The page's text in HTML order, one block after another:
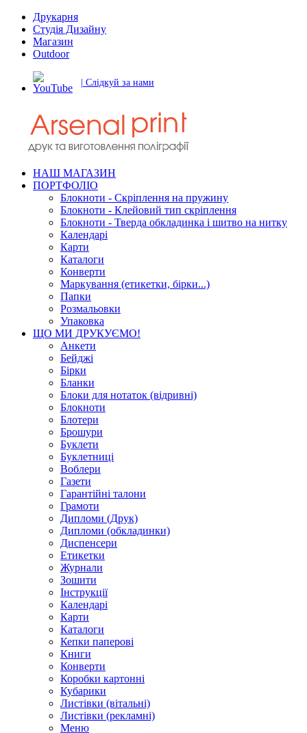
Друкарня
Студія Дизайну
Магазин
Outdoor
| Слідкуй за нами
НАШ МАГАЗИН
ПОРТФОЛІО
Блокноти - Скріплення на пружину
Блокноти - Клейовий тип скріплення
Блокноти - Тверда обкладинка і шитво на нитку
Календарі
Карти
Каталоги
Конверти
Маркування (етикетки, бірки...)
Папки
Розмальовки
Упаковка
ЩО МИ ДРУКУЄМО!
Анкети
Бейджі
Бірки
Бланки
Блоки для нотаток (відривні)
Блокноти
Блотери
Брошури
Буклети
Буклетниці
Воблери
Газети
Гарантійні талони
Грамоти
Дипломи (Друк)
Дипломи (обкладинки)
Диспенсери
Етикетки
Журнали
Зошити
Інструкції
Календарі
Карти
Каталоги
Кепки паперові
Книги
Конверти
Коробки картонні
Кубарики
Листівки (вітальні)
Листівки (рекламні)
Меню